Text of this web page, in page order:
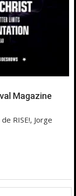
Magazine
RISE!, Jorge